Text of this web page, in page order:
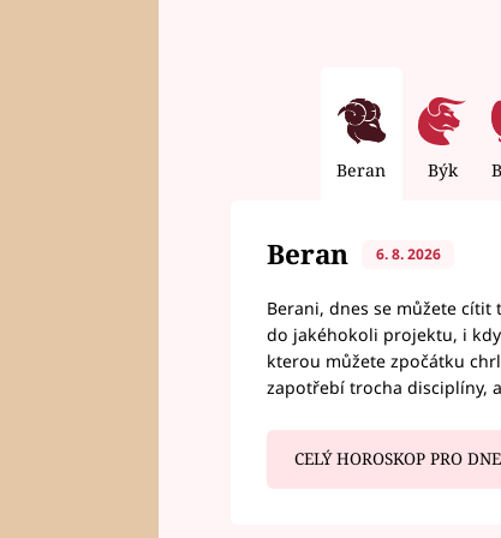
Beran Býk
Beran 6. 8. 2026
Berani, dnes se můžete
do jakéhokoli projektu, i
kterou můžete zpočátku
zapotřebí trocha disciplíny,
CELÝ HOROSKOP PRO